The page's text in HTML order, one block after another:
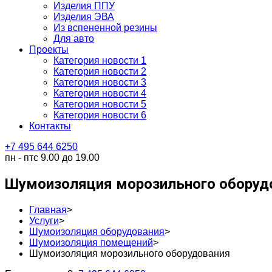
Изделия ППУ
Изделия ЭВА
Из вспененной резины
Для авто
Проекты
Категория новости 1
Категория новости 2
Категория новости 3
Категория новости 4
Категория новости 5
Категория новости 6
Контакты
+7 495 644 6250
пн - птс 9.00 до 19.00
Шумоизоляция морозильного
Главная>
Услуги>
Шумоизоляция оборудования>
Шумоизоляция помещений>
Шумоизоляция морозильного оборудования